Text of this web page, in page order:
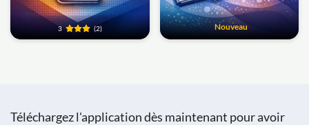
3 (2) Nouveau
Téléchargez l'application dès maintenant pour avoir